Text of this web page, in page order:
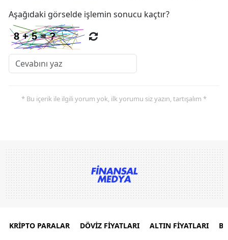
Aşağıdaki görselde işlemin sonucu kaçtır?
* Bu içerik ile ilgili yorum yok, ilk yorumu siz yazın, tartışalım *
KRİPTO PARALAR DÖVİZ FİYATLARI ALTIN FİYATLARI